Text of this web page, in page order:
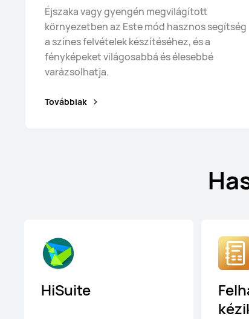
Éjszaka vagy gyengén megvilágított
környezetben az Este mód hasznos segítség
a színes felvételek készítéséhez, és a
fényképeket világosabbá és élesebbé
varázsolhatja.
Továbbiak
HiSuite